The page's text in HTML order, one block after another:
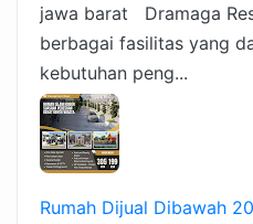
jawa barat Dramaga
berbagai fasilitas yang
kebutuhan peng...
Rumah Dijual Dibawah